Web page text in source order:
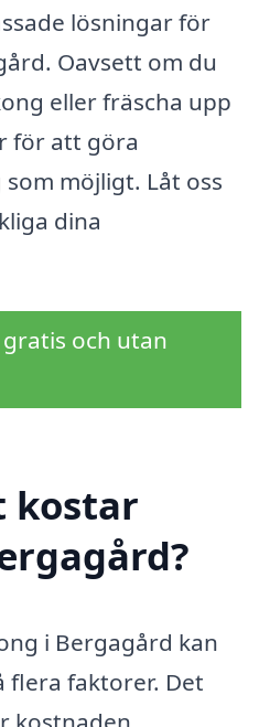
lösningar för
Oavsett om du
eller fräscha upp
för att göra
möjligt. Låt oss
dina
och utan
kostar
i Bergagård kan
flera faktorer. Det